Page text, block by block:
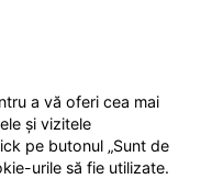
a vă oferi cea mai
și vizitele
pe butonul „Sunt de
urile să fie utilizate.